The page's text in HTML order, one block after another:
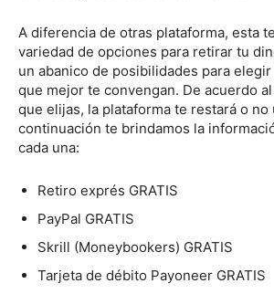
A diferencia de otras plataforma, esta
variedad de opciones para retirar tu
un abanico de posibilidades para
que mejor te convengan. De acuerdo
que elijas, la plataforma te restará o no
continuación te brindamos la
cada una:
Retiro exprés GRATIS
PayPal GRATIS
Skrill (Moneybookers) GRATIS
Tarjeta de débito Payoneer GRATIS